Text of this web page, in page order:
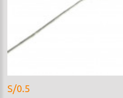
S/0.5